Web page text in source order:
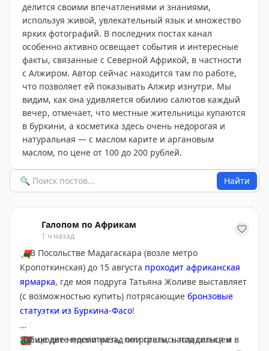
делится своими впечатлениями и знаниями,
используя живой, увлекательный язык и множество
ярких фотографий. В последних постах канал
особенно активно освещает события и интересные
факты, связанные с Северной Африкой, в частности
с Алжиром. Автор сейчас находится там по работе,
что позволяет ей показывать Алжир изнутри. Мы
видим, как она удивляется обилию салютов каждый
вечер, отмечает, что местные жительницы купаются
в буркини, а косметика здесь очень недорогая и
натуральная — с маслом карите и аргановым
маслом, по цене от 100 до 200 рублей.
Найти
Галопом по Африкам
1 ч назад
🇲🇬В Посольстве Мадагаскара (возле метро
Кропоткинская) до 15 августа проходит африканская
ярмарка, где моя подруга Татьяна Жоливе выставляет
(с возможностью купить) потрясающие бронзовые
статуэтки из Буркина-Фасо!
🇧🇫Еще две недели назад они грелись под солнцем в
"Приходите посмотреть, потрогать, насладиться и